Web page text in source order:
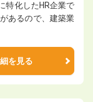
特化したHR企業で
あるので、建築業
を見る